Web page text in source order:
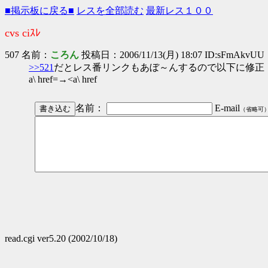
■掲示板に戻る■ レスを全部読む 最新レス１００
cvs ciｽﾚ
507 名前： ころん 投稿日：2006/11/13(月) 18:07 ID:sFmAkvUU
>>521 だとレス番リンクもあぼ～んするので以下に修正
a\ href=→<a\ href
名前： E-mail （省略可
read.cgi ver5.20 (2002/10/18)